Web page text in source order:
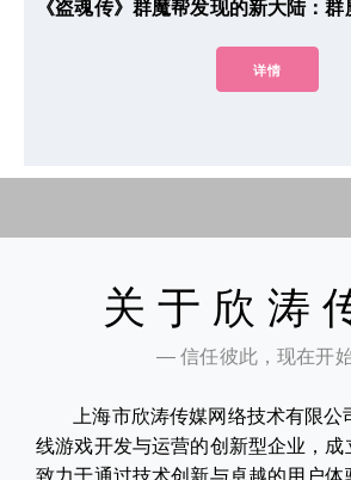
《盗魂传》群魔帮发现的新大陆：
详情
关于欣涛
— 信任彼此，现在开
上海市欣涛传媒网络技术有限
线游戏开发与运营的创新型企业，成
致力于通过技术创新与卓越的用户